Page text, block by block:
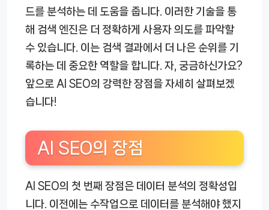
드를 분석하는 데 도움을 줍니다. 이러한 기술을 통
해 검색 엔진은 더 정확하게 사용자 의도를 파악할
수 있습니다. 이는 검색 결과에서 더 나은 순위를 기
록하는 데 중요한 역할을 합니다. 자, 궁금하신가요?
앞으로 AI SEO의 강력한 장점을 자세히 살펴보겠
습니다!
AI SEO의 장점
AI SEO의 첫 번째 장점은 데이터 분석의 정확성입
니다. 이전에는 수작업으로 데이터를 분석해야 했지